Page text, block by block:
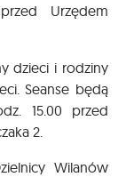
Urzędem
dzieci i rodziny
Seanse będą
15.00 przed
2.
Wilanów